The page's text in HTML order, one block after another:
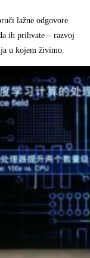
lažne odgovore
ih prihvate – razvoj
u kojem živimo.